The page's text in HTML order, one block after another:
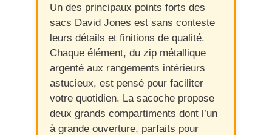
Un des principaux points forts des
sacs David Jones est sans conteste
leurs détails et finitions de qualité.
Chaque élément, du zip métallique
argenté aux rangements intérieurs
astucieux, est pensé pour faciliter
votre quotidien. La sacoche propose
deux grands compartiments dont l’un
à grande ouverture, parfaits pour